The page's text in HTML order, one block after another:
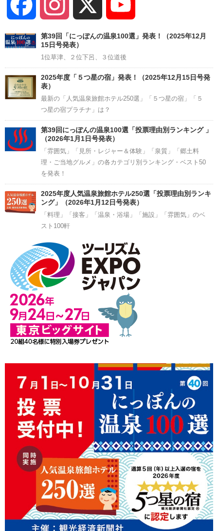
Facebook Instagram
Channel
第39回「にっぽんの温泉100選」発表！（2025年12月
15日号発表）
1位草津、２位下呂、３位道後
2025年度「５つ星の宿」発表！（2025年12月15日号発
表）
最新の「人気温泉旅館ホテル250選」「５つ星の宿」「５
つ星の宿プラチナ」は？
第39回にっぽんの温泉100選「投票理由別ランキング 」
（2026年1月1日号発表）
「雰囲気」「見所・レジャー＆体験」「泉質」「郷土料
理・ご当地グルメ」の各カテゴリ別ランキング・ベスト50
を発表！
2025年度人気温泉旅館ホテル250選「投票理由別ランキ
ング」（2026年1月12日号発表）
「料理」「接客」「温泉・浴場」「施設」「雰囲気」のベ
スト100軒